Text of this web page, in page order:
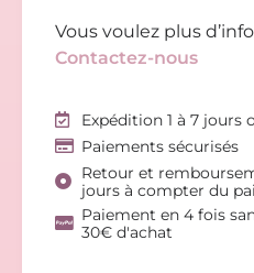
Vous voulez plus
Contactez-nous
Expédition 1 à 7 jours
Paiements sécurisés
Retour et
jours à compter du
Paiement en 4 fois
30€ d'achat